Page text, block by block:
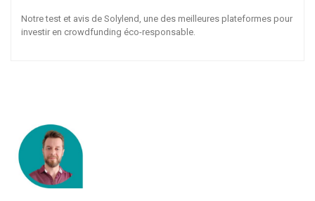
Notre test et avis de Solylend, une des meilleures plateformes pour
investir en crowdfunding éco-responsable.